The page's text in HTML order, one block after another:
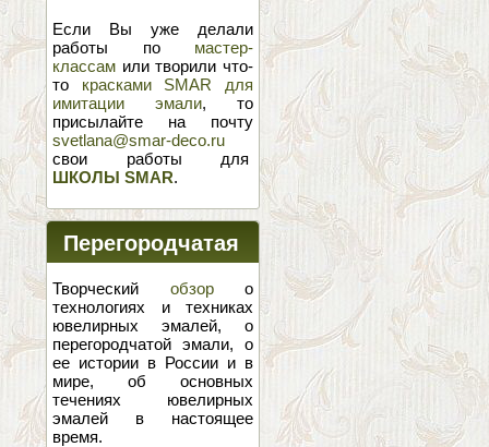
Если Вы уже делали
работы по мастер-
классам или творили что-
то красками SMAR для
имитации эмали, то
присылайте на почту
svetlana@smar-deco.ru
свои работы для
ШКОЛЫ SMAR.
Перегородчатая
эмаль
Творческий обзоро
технологиях и техниках
ювелирных эмалей, о
перегородчатой эмали, о
ее истории в России и в
мире, об основных
течениях ювелирных
эмалей в настоящее
время.